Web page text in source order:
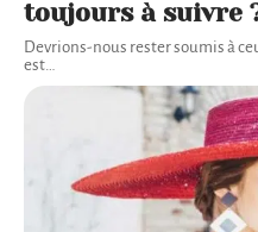
toujours à suivre
Devrions-nous rester soumis à
est…